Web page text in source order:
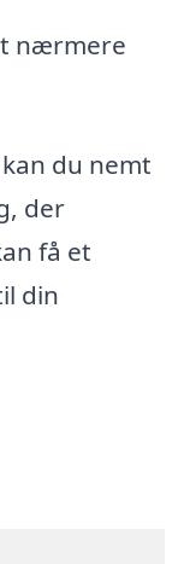
nærmere
du nemt
der
få et
din